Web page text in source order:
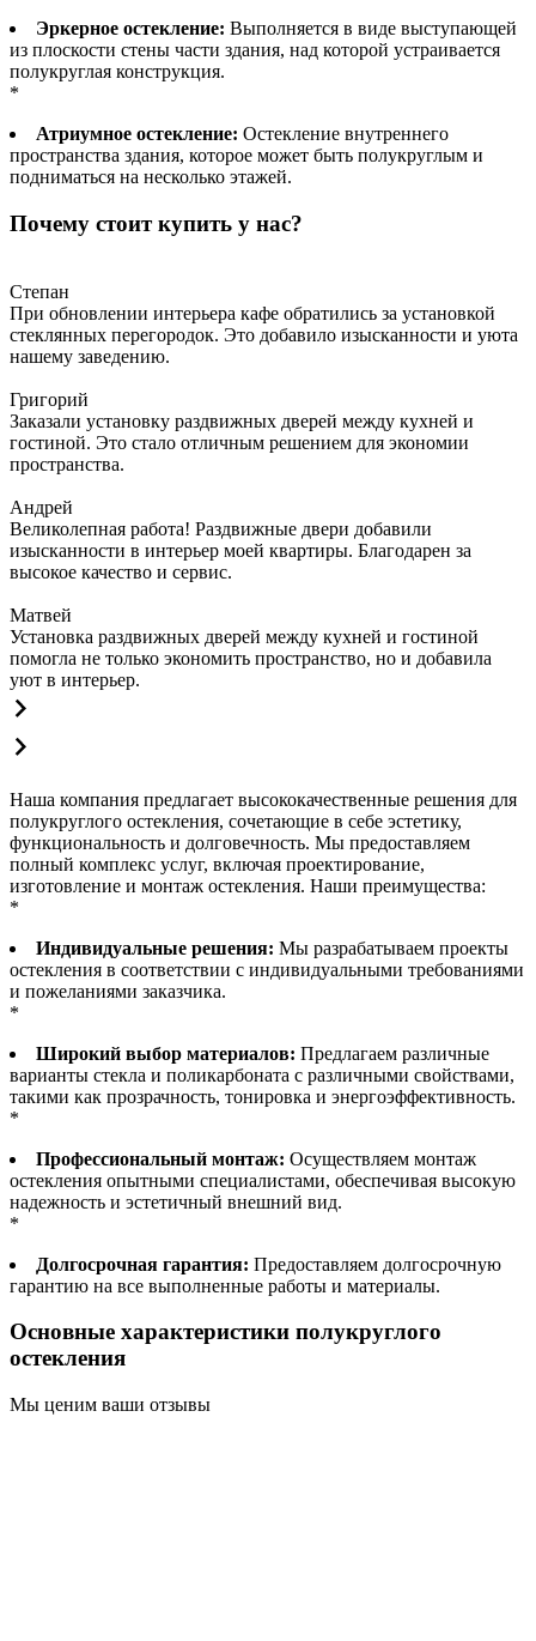
Эркерное остекление: Выполняется в виде выступающей
из плоскости стены части здания, над которой устраивается
полукруглая конструкция.
*
Атриумное остекление: Остекление внутреннего
пространства здания, которое может быть полукруглым и
подниматься на несколько этажей.
Почему стоит купить у нас?
Степан
При обновлении интерьера кафе обратились за установкой
стеклянных перегородок. Это добавило изысканности и уюта
нашему заведению.
Григорий
Заказали установку раздвижных дверей между кухней и
гостиной. Это стало отличным решением для экономии
пространства.
Андрей
Великолепная работа! Раздвижные двери добавили
изысканности в интерьер моей квартиры. Благодарен за
высокое качество и сервис.
Матвей
Установка раздвижных дверей между кухней и гостиной
помогла не только экономить пространство, но и добавила
уют в интерьер.
Наша компания предлагает высококачественные решения для
полукруглого остекления, сочетающие в себе эстетику,
функциональность и долговечность. Мы предоставляем
полный комплекс услуг, включая проектирование,
изготовление и монтаж остекления. Наши преимущества:
*
Индивидуальные решения: Мы разрабатываем проекты
остекления в соответствии с индивидуальными требованиями
и пожеланиями заказчика.
*
Широкий выбор материалов: Предлагаем различные
варианты стекла и поликарбоната с различными свойствами,
такими как прозрачность, тонировка и энергоэффективность.
*
Профессиональный монтаж: Осуществляем монтаж
остекления опытными специалистами, обеспечивая высокую
надежность и эстетичный внешний вид.
*
Долгосрочная гарантия: Предоставляем долгосрочную
гарантию на все выполненные работы и материалы.
Основные характеристики полукруглого
остекления
Мы ценим ваши отзывы